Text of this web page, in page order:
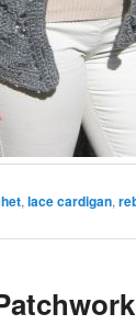
, lace cardigan,